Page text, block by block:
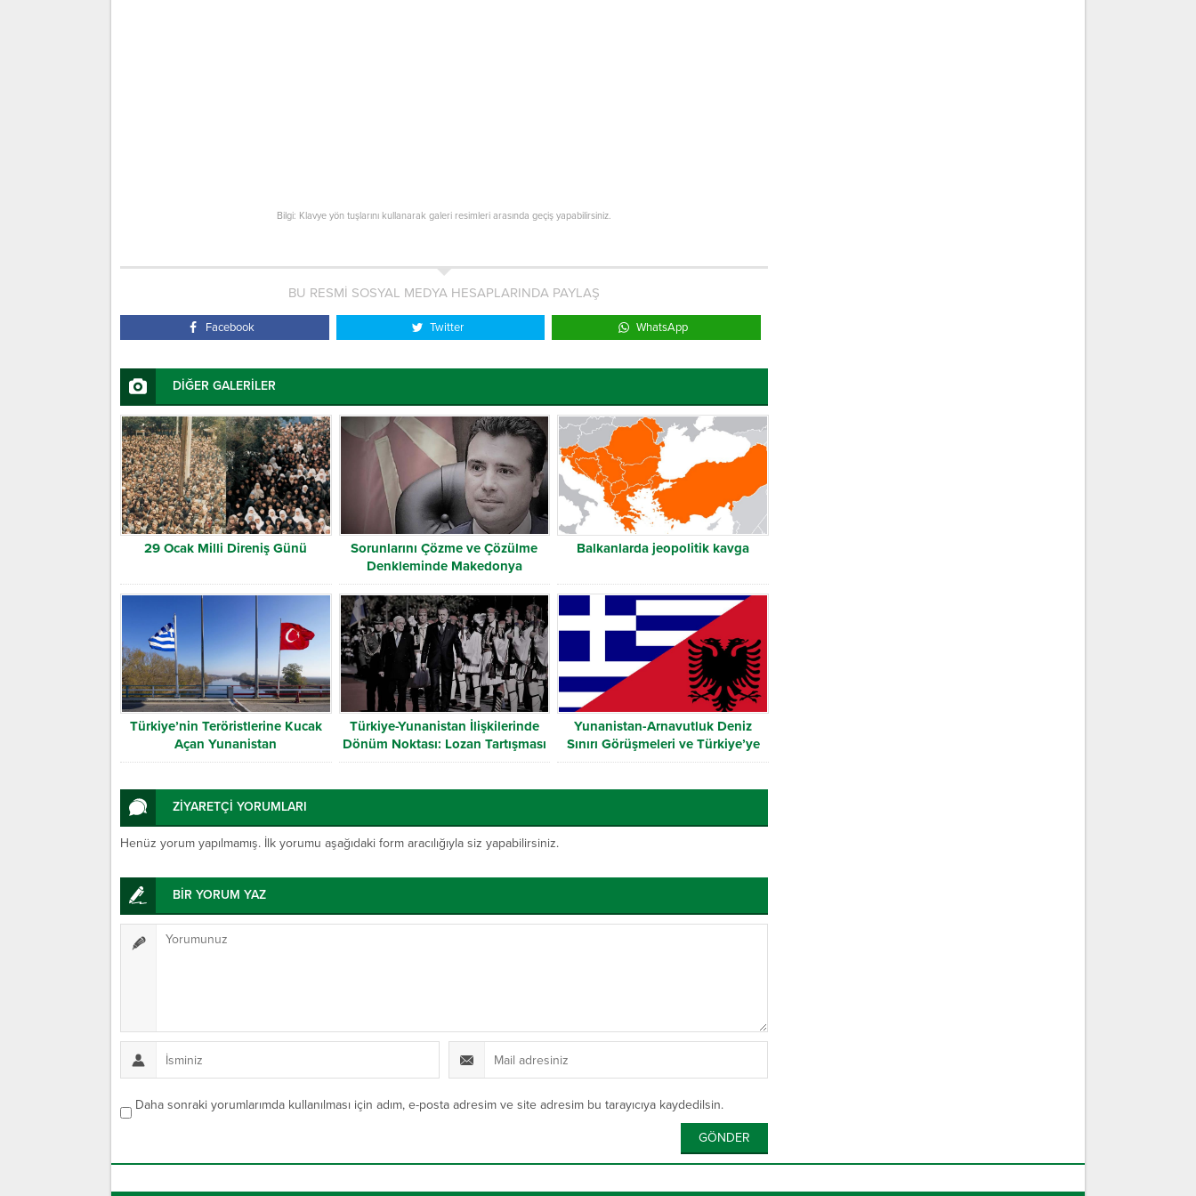
Bilgi: Klavye yön tuşlarını kullanarak galeri resimleri arasında geçiş yapabilirsiniz.
BU RESMİ SOSYAL MEDYA HESAPLARINDA PAYLAŞ
Facebook Twitter WhatsApp
DİĞER GALERİLER
29 Ocak Milli Direniş Günü
Sorunlarını Çözme ve Çözülme
Denkleminde Makedonya
Balkanlarda jeopolitik kavga
Türkiye’nin Teröristlerine Kucak
Açan Yunanistan
Türkiye-Yunanistan İlişkilerinde
Dönüm Noktası: Lozan Tartışması
Yunanistan-Arnavutluk Deniz
Sınırı Görüşmeleri ve Türkiye’ye
Etkisi
ZİYARETÇİ YORUMLARI
Henüz yorum yapılmamış. İlk yorumu aşağıdaki form aracılığıyla siz yapabilirsiniz.
BİR YORUM YAZ
Daha sonraki yorumlarımda kullanılması için adım, e-posta adresim ve site adresim bu tarayıcıya kaydedilsin.